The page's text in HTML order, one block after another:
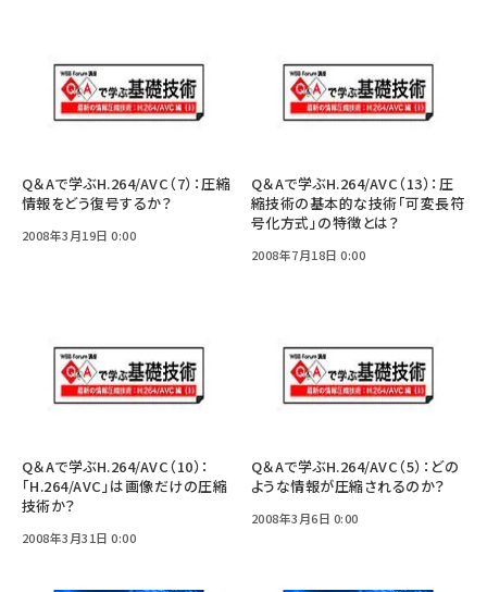
Q＆Aで学ぶH.264/AVC（7）：圧縮
情報をどう復号するか？
2008年3月19日 0:00
Q＆Aで学ぶH.264/AVC（13）：圧
縮技術の基本的な技術「可変長符
号化方式」の特徴とは？
2008年7月18日 0:00
Q＆Aで学ぶH.264/AVC（10）：
「H.264/AVC」は画像だけの圧縮
技術か？
2008年3月31日 0:00
Q＆Aで学ぶH.264/AVC（5）：どの
ような情報が圧縮されるのか？
2008年3月6日 0:00